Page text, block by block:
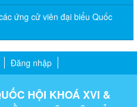
ứng cử viên đại biểu Quốc
Đăng nhập
HỘI KHOÁ XVI &